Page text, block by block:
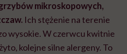
mikroskopowych,
Ich stężenie na terenie
wysokie. W czerwcu kwitnie
kolejne silne alergeny. To